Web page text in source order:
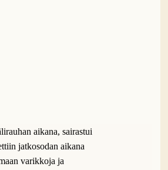
aikana, sairastui
jatkosodan aikana
varikkoja ja